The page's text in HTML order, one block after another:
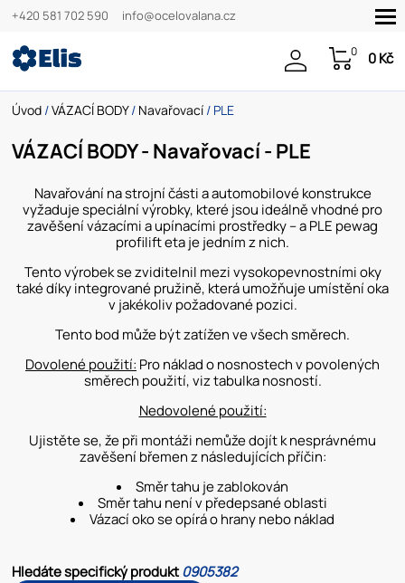
+420 581 702 590 info@ocelovalana.cz
0 0 Kč
Úvod /VÁZACÍ BODY/ Navařovací / PLE
VÁZACÍ BODY - Navařovací - PLE
Navařování na strojní části a automobilové konstrukce
vyžaduje speciální výrobky, které jsou ideálně vhodné pro
zavěšení vázacími a upínacími prostředky – a PLE pewag
profilift eta je jedním z nich.
Tento výrobek se zviditelnil mezi vysokopevnostními oky
také díky integrované pružině, která umožňuje umístění oka
v jakékoliv požadované pozici.
Tento bod může být zatížen ve všech směrech.
Dovolené použití: Pro náklad o nosnostech v povolených
směrech použití, viz tabulka nosností.
Nedovolené použití:
Ujistěte se, že při montáži nemůže dojít k nesprávnému
zavěšení břemen z následujících příčin:
Směr tahu je zablokován
Směr tahu není v předepsané oblasti
Vázací oko se opírá o hrany nebo náklad
Hledáte specifický produkt0905382